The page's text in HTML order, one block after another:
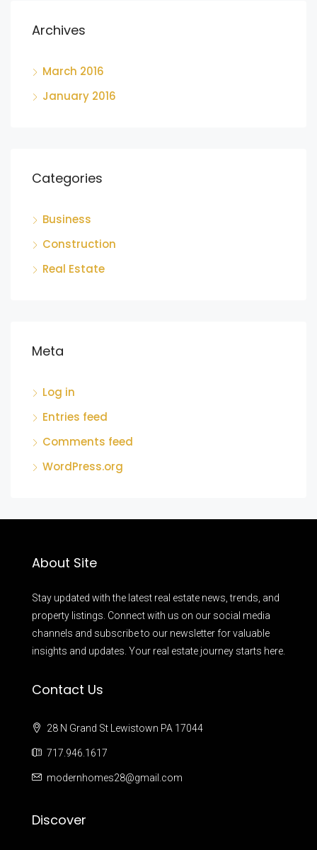
Archives
March 2016
January 2016
Categories
Business
Construction
Real Estate
Meta
Log in
Entries feed
Comments feed
WordPress.org
About Site
Stay updated with the latest real estate news, trends, and
property listings. Connect with us on our social media
channels and subscribe to our newsletter for valuable
insights and updates. Your real estate journey starts here.
Contact Us
28 N Grand St Lewistown PA 17044
717.946.1617
modernhomes28@gmail.com
Discover